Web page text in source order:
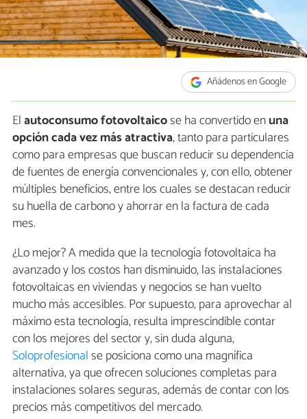
Añádenos en Google
Elautoconsumo fotovoltaicose ha convertido enuna
opción cada vez más atractiva, tanto para particulares
como para empresas que buscan reducir su dependencia
de fuentes de energía convencionales y, con ello, obtener
múltiples beneficios, entre los cuales se destacan reducir
su huella de carbono y ahorrar en la factura de cada
mes.
¿Lo mejor? A medida que la tecnología fotovoltaica ha
avanzado y los costos han disminuido, las instalaciones
fotovoltaicas en viviendas y negocios se han vuelto
mucho más accesibles. Por supuesto, para aprovechar al
máximo esta tecnología, resulta imprescindible contar
con los mejores del sector y, sin duda alguna,
Soloprofesionalse posiciona como una magnífica
alternativa, ya que ofrecen soluciones completas para
instalaciones solares seguras, además de contar con los
precios más competitivos del mercado.